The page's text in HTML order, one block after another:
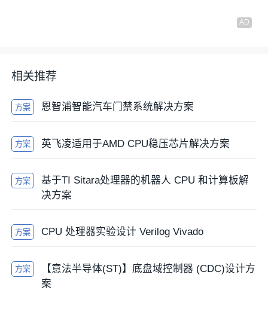
相关推荐
方案 恩智浦智能汽车门禁系统解决方案
方案 英飞凌适用于AMD CPU稳压芯片解决方案
方案
基于TI Sitara处理器的机器人 CPU 和计算板解
决方案
方案 CPU 处理器实验设计 Verilog Vivado
方案
【意法半导体(ST)】底盘域控制器 (CDC)设计方
案